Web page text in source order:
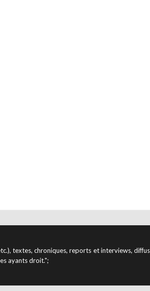
textes, chroniques, reports et interviews,
ayants droit.";